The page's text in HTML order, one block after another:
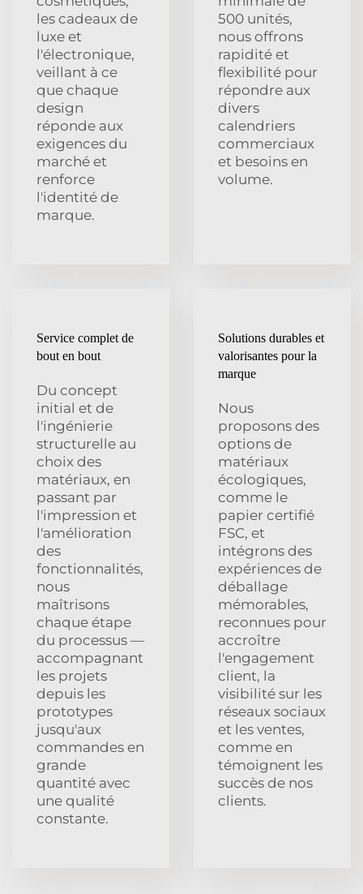
les cadeaux de
luxe et
l'électronique,
veillant à ce
que chaque
design
réponde aux
exigences du
marché et
renforce
l'identité de
marque.
500 unités,
nous offrons
rapidité et
flexibilité pour
répondre aux
divers
calendriers
commerciaux
et besoins en
volume.
Service complet de
bout en bout
Du concept
initial et de
l'ingénierie
structurelle au
choix des
matériaux, en
passant par
l'impression et
l'amélioration
des
fonctionnalités,
nous
maîtrisons
chaque étape
du processus —
accompagnant
les projets
depuis les
prototypes
jusqu'aux
commandes en
grande
quantité avec
une qualité
constante.
Solutions durables et
valorisantes pour la
marque
Nous
proposons des
options de
matériaux
écologiques,
comme le
papier certifié
FSC, et
intégrons des
expériences de
déballage
mémorables,
reconnues pour
accroître
l'engagement
client, la
visibilité sur les
réseaux sociaux
et les ventes,
comme en
témoignent les
succès de nos
clients.